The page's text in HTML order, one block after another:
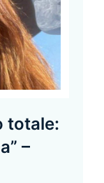
totale:
–